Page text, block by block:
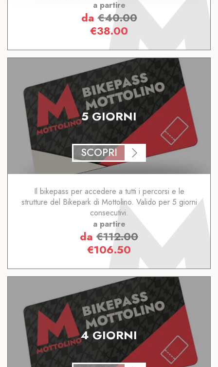
a partire
da€40.00
€38.00
5 GIORNI
SCOPRI
Il bikepass per accedere a tutti i percorsi e le
strutture del Bikepark di Mottolino. Valido per 5 giorni
consecutivi.
a partire
da €112.00
€106.50
4 GIORNI